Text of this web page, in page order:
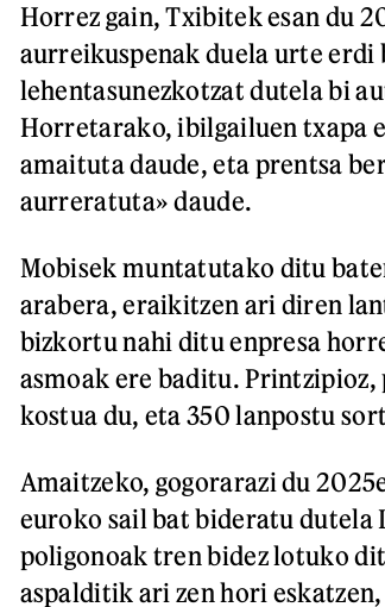
Horrez gain, Txibitek esan du
aurreikuspenak duela urte
lehentasunezkotzat dutela bi
Horretarako, ibilgailuen txapa
amaituta daude, eta prentsa
aurreratuta» daude.
Mobisek muntatutako ditu
arabera, eraikitzen ari diren
bizkortu nahi ditu enpresa
asmoak ere baditu.
kostua du, eta 350 lanpostu
Amaitzeko, gogorarazi du
euroko sail bat bideratu dutela
poligonoak tren bidez lotuko
aspalditik ari zen hori